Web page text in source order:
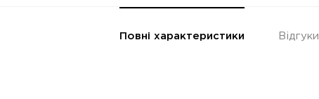
Повні характеристики Відгуки